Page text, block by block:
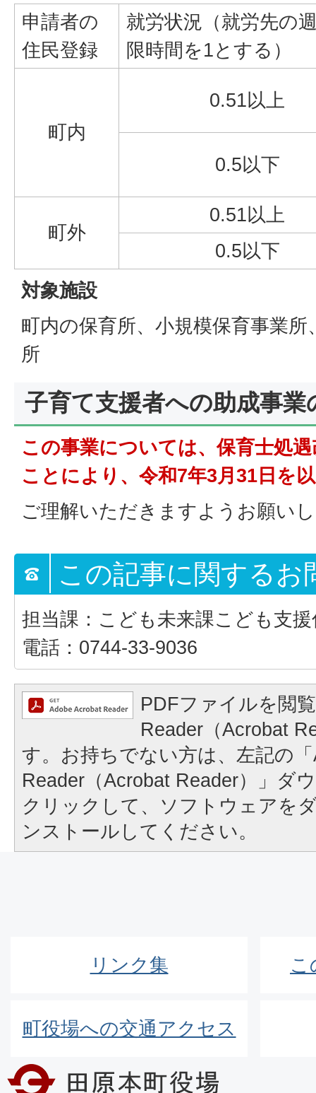
申請者の
住民登録
就労状況（就労先の
限時間を1とする）
町内
0.51以上
0.5以下
町外
0.51以上
0.5以下
対象施設
町内の保育所、小規模保育事業所
所
子育て支援者への助成事
この事業については、保育士処
ことにより、令和7年3月31日を
ご理解いただきますようお願い
この記事に関するお
担当課：こども未来課こども支援
電話：0744-33-9036
PDFファイルを閲
Reader（Acrobat
す。お持ちでない方は、左記の
Reader（Acrobat Reader）」ダ
クリックして、ソフトウェアを
ンストールしてください。
リンク集 こ
町役場への交通アクセス